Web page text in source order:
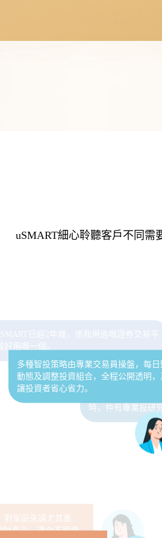
uSMART細心聆聽客戶不同需
要
產
多種智投策略由專業交易員操盤，每日
動態及調整投資組合，全程公開透明
讓投資者省心省力。
其他節省41%。此外，
買基金，每日隨時贖
有港美
已經2年幾，係我用過嘅證券交易平
好用嘅一個。
最鍾意嘅功能係盈
時，仲有專業投研